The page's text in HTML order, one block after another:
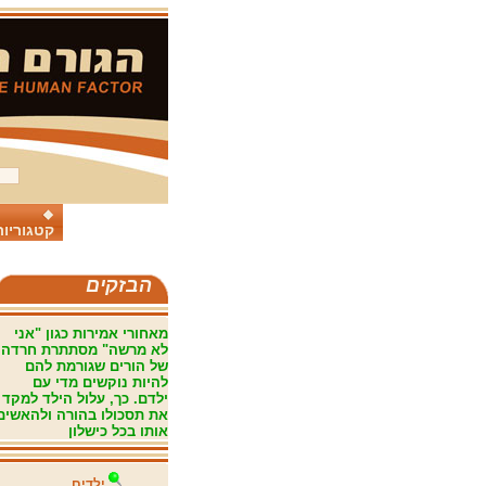
הבזקים
מאחורי אמירות כגון "אני
לא מרשה" מסתתרת חרדה
של הורים שגורמת להם
להיות נוקשים מדי עם
ילדם. כך, עלול הילד למקד
את תסכולו בהורה
אותו בכל כישלון